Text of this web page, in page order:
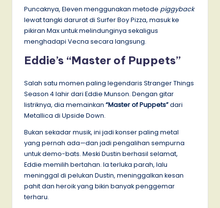
Puncaknya, Eleven menggunakan metode piggyback
lewat tangki darurat di Surfer Boy Pizza, masuk ke
pikiran Max untuk melindunginya sekaligus
menghadapi Vecna secara langsung.
Eddie’s “Master of Puppets”
Salah satu momen paling legendaris Stranger Things
Season 4 lahir dari Eddie Munson. Dengan gitar
listriknya, dia memainkan “Master of Puppets”dari
Metallica di Upside Down.
Bukan sekadar musik, ini jadi konser paling metal
yang pernah ada—dan jadi pengalihan sempurna
untuk demo-bats. Meski Dustin berhasil selamat,
Eddie memilih bertahan. Ia terluka parah, lalu
meninggal di pelukan Dustin, meninggalkan kesan
pahit dan heroik yang bikin banyak penggemar
terharu.